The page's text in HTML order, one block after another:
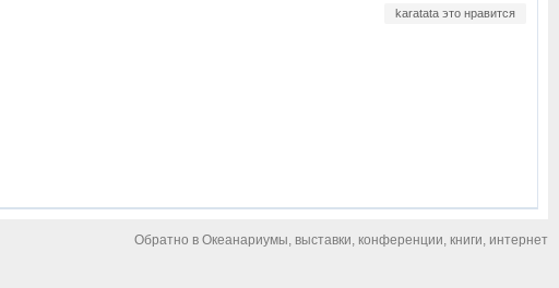
karatata это нравится
Обратно в Океанариумы, выставки, конференции, книги, интернет